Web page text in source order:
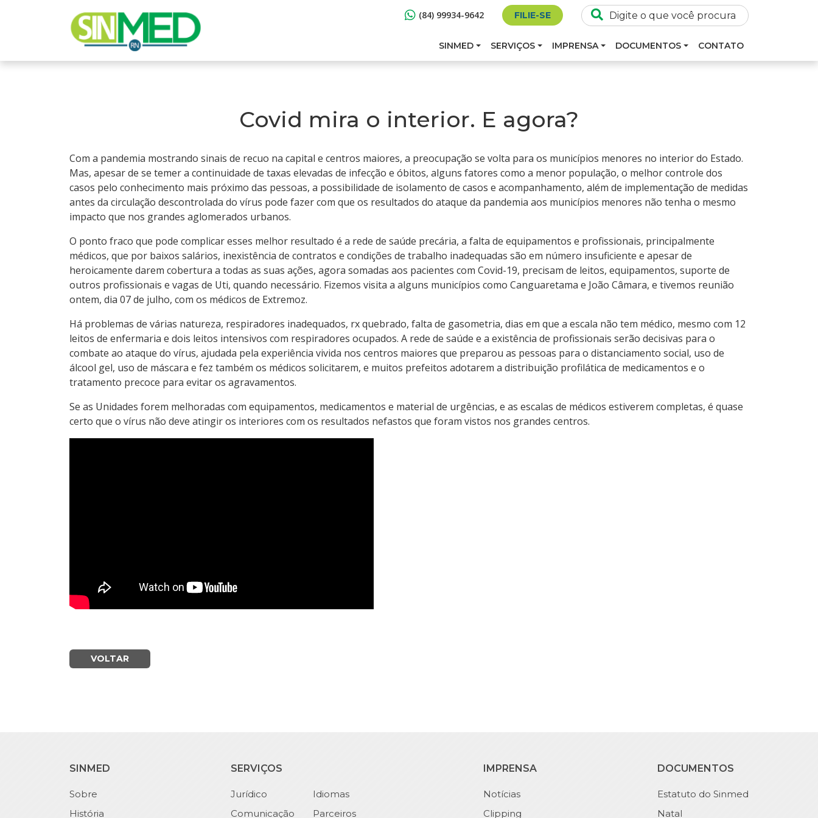
(84) 99934-9642 FILIE-SE
SINMED SERVIÇOS IMPRENSA DOCUMENTOS CONTATO
Covid mira o interior. E agora?
Com a pandemia mostrando sinais de recuo na capital e centros maiores, a preocupação se volta para os municípios menores no interior do Estado.
Mas, apesar de se temer a continuidade de taxas elevadas de infecção e óbitos, alguns fatores como a menor população, o melhor controle dos
casos pelo conhecimento mais próximo das pessoas, a possibilidade de isolamento de casos e acompanhamento, além de implementação de medidas
antes da circulação descontrolada do vírus pode fazer com que os resultados do ataque da pandemia aos municípios menores não tenha o mesmo
impacto que nos grandes aglomerados urbanos.
O ponto fraco que pode complicar esses melhor resultado é a rede de saúde precária, a falta de equipamentos e profissionais, principalmente
médicos, que por baixos salários, inexistência de contratos e condições de trabalho inadequadas são em número insuficiente e apesar de
heroicamente darem cobertura a todas as suas ações, agora somadas aos pacientes com Covid-19, precisam de leitos, equipamentos, suporte de
outros profissionais e vagas de Uti, quando necessário. Fizemos visita a alguns municípios como Canguaretama e João Câmara, e tivemos reunião
ontem, dia 07 de julho, com os médicos de Extremoz.
Há problemas de várias natureza, respiradores inadequados, rx quebrado, falta de gasometria, dias em que a escala não tem médico, mesmo com 12
leitos de enfermaria e dois leitos intensivos com respiradores ocupados. A rede de saúde e a existência de profissionais serão decisivas para o
combate ao ataque do vírus, ajudada pela experiência vivida nos centros maiores que preparou as pessoas para o distanciamento social, uso de
álcool gel, uso de máscara e fez também os médicos solicitarem, e muitos prefeitos adotarem a distribuição profilática de medicamentos e o
tratamento precoce para evitar os agravamentos.
Se as Unidades forem melhoradas com equipamentos, medicamentos e material de urgências, e as escalas de médicos estiverem completas, é quase
certo que o vírus não deve atingir os interiores com os resultados nefastos que foram vistos nos grandes centros.
VOLTAR
SINMED
Sobre
História
SERVIÇOS
Jurídico
Comunicação
Idiomas
Parceiros
IMPRENSA
Notícias
Clipping
DOCUMENTOS
Estatuto do Sinmed
Natal